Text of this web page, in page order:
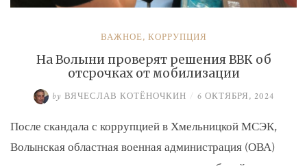
ВАЖНОЕ, КОРРУПЦИЯ
На Волыни проверят решения ВВК об
отсрочках от мобилизации
by ВЯЧЕСЛАВ КОТЁНОЧКИН / 6 ОКТЯБРЯ, 2024
После скандала с коррупцией в Хмельницкой МСЭК,
Волынская областная военная администрация (ОВА)